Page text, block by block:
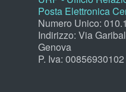
Posta Elettronica
Numero Unico:
Indirizzo: Via
Genova
P. Iva: 00856930102